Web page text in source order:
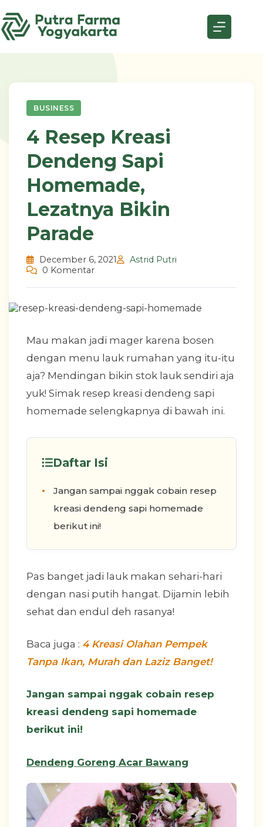
to
content
BUSINESS
4 Resep Kreasi
Dendeng Sapi
Homemade,
Lezatnya Bikin
Parade
December 6, 2021
Astrid Putri
0 Komentar
Mau makan jadi mager karena bosen
dengan menu lauk rumahan yang itu-itu
aja? Mendingan bikin stok lauk sendiri aja
yuk! Simak resep kreasi dendeng sapi
homemade selengkapnya di bawah ini.
Daftar Isi
Jangan sampai nggak cobain resep
kreasi dendeng sapi homemade
berikut ini!
Pas banget jadi lauk makan sehari-hari
dengan nasi putih hangat. Dijamin lebih
sehat dan endul deh rasanya!
Baca juga : 4 Kreasi Olahan Pempek
Tanpa Ikan, Murah dan Laziz Banget!
Jangan sampai nggak cobain resep
kreasi dendeng sapi homemade
berikut ini!
Dendeng Goreng Acar Bawang